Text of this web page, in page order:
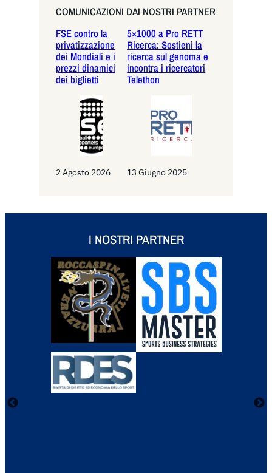
r
h
COMUNICAZIONI DAI NOSTRI PARTNER
FSE contro la
privatizzazione
dei Mondiali e i
prezzi dinamici
dei biglietti
2 Agosto 2026
5×1000 a Pro RETT
Ricerca: Sostieni la
ricerca sul genoma e
incontra i ricercatori
Telethon
13 Giugno 2025
I NOSTRI PARTNER